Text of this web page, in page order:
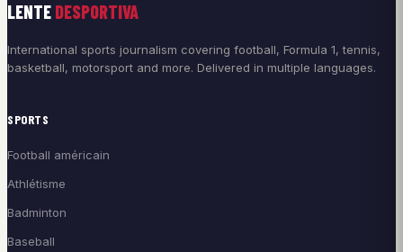
LENTE DESPORTIVA
International sports journalism covering football, Formula 1, tennis,
basketball, motorsport and more. Delivered in multiple languages.
SPORTS
Football américain
Athlétisme
Badminton
Baseball